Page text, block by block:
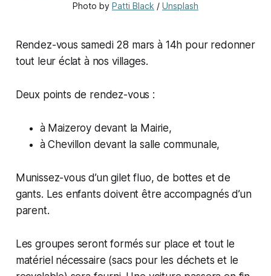
Photo by Patti Black / Unsplash
Rendez-vous samedi 28 mars à 14h pour redonner
tout leur éclat à nos villages.
Deux points de rendez-vous :
à Maizeroy devant la Mairie,
à Chevillon devant la salle communale,
Munissez-vous d’un gilet fluo, de bottes et de
gants. Les enfants doivent être accompagnés d’un
parent.
Les groupes seront formés sur place et tout le
matériel nécessaire (sacs pour les déchets et le